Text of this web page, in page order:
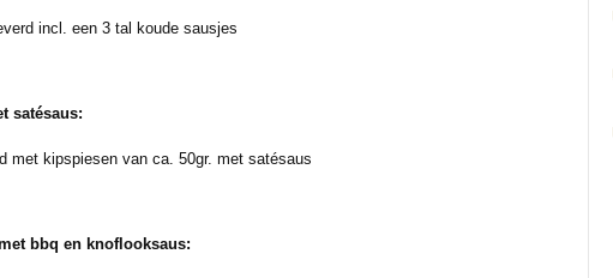
incl. een 3 tal koude sausjes
satésaus:
met kipspiesen van ca. 50gr. met satésaus
bbq en knoflooksaus: